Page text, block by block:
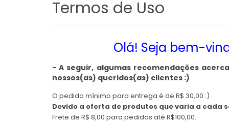
Termos de Uso
Olá! Seja bem-
- A seguir, algumas recomendações
nossos(as) queridos(as) clientes :)
O pedido mínimo para entrega é de R$ 30,00 :)
Devido a oferta de produtos que varia a cada
Frete de R$ 8,00 para pedidos até R$100,00.